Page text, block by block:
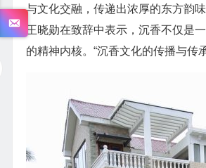
与文化交融，传递出浓厚的东方韵味
王晓勋在致辞中表示，沉香不仅是
的精神内核。“沉香文化的传播与传